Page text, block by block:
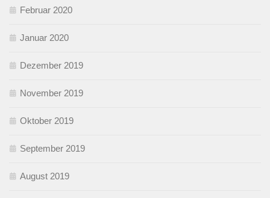
Februar 2020
Januar 2020
Dezember 2019
November 2019
Oktober 2019
September 2019
August 2019